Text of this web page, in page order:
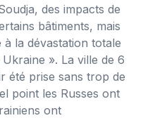
des impacts de
bâtiments, mais
à la dévastation totale
». La ville de 6
été prise sans trop de
point les Russes ont
ont